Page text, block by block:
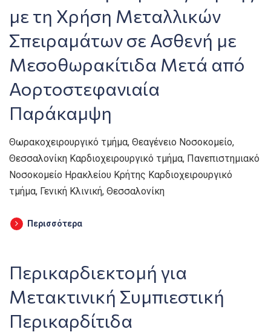
με τη Χρήση Μεταλλικών
Σπειραμάτων σε Ασθενή με
Μεσοθωρακίτιδα Μετά από
Αορτοστεφανιαία
Παράκαμψη
Θωρακοχειρουργικό τμήμα, Θεαγένειο Νοσοκομείο,
Θεσσαλονίκη Καρδιοχειρουργικό τμήμα, Πανεπιστημιακό
Νοσοκομείο Ηρακλείου Κρήτης Καρδιοχειρουργικό
τμήμα, Γενική Κλινική, Θεσσαλονίκη
Περισσότερα
Περικαρδιεκτομή για
Μετακτινική Συμπιεστική
Περικαρδίτιδα